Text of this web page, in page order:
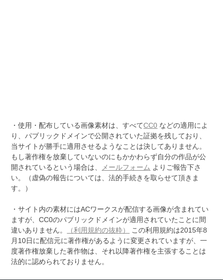
・使用・配布している画像素材は、すべてCC0 などの適用によ
り、パブリックドメインで公開されていた証拠を残しており、
当サイトが勝手に適用させるようなことは決してありません。
もし著作権を放棄していないのにもかかわらず自分の作品が公
開されているという場合は、
メールフォーム よりご報告下さ
い。（虚偽の報告については、法的手続きを取らせて頂きま
す。）
・サイト内の素材にはACワークスが配信する画像が含まれてい
ますが、CC0のパブリックドメインが適用されていたことに間
違いありません。
（利用規約の抜粋）
この利用規約は2015年8
月10日に配信元に著作権があるように変更されていますが、一
度著作権放棄した著作物は、それ以降著作権を主張することは
法的に認められておりません。